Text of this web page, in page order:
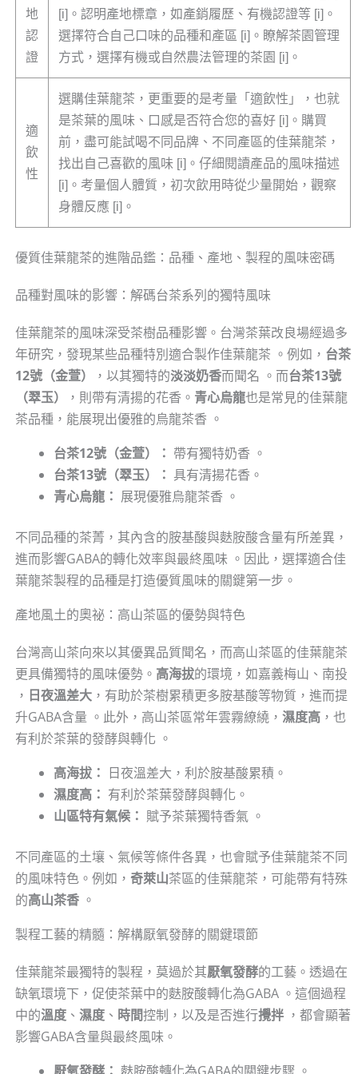
地
認
證
[i]。認明產地標章，如產銷履歷、有機認證等 [i]。
選擇符合自己口味的品種和產區 [i]。瞭解茶園管理
方式，選擇有機或自然農法管理的茶園 [i]。
適
飲
性
選購佳葉龍茶，更重要的是考量「適飲性」，也就
是茶葉的風味、口感是否符合您的喜好 [i]。購買
前，盡可能試喝不同品牌、不同產區的佳葉龍茶，
找出自己喜歡的風味 [i]。仔細閱讀產品的風味描述
[i]。考量個人體質，初次飲用時從少量開始，觀察
身體反應 [i]。
優質佳葉龍茶的進階品鑑：品種、產地、製程的風味密碼
品種對風味的影響：解碼台茶系列的獨特風味
佳葉龍茶的風味深受茶樹品種影響。台灣茶葉改良場經過多
年研究，發現某些品種特別適合製作佳葉龍茶 。例如， 台茶
12號（金萱）
，以其獨特的淡淡奶香而聞名 。而台茶13號
（翠玉）
，則帶有清揚的花香。 青心烏龍也是常見的佳葉龍
茶品種，能展現出優雅的烏龍茶香 。
台茶12號（金萱）： 帶有獨特奶香 。
台茶13號（翠玉）： 具有清揚花香。
青心烏龍： 展現優雅烏龍茶香 。
不同品種的茶菁，其內含的胺基酸與麩胺酸含量有所差異，
進而影響GABA的轉化效率與最終風味 。因此，選擇適合佳
葉龍茶製程的品種是打造優質風味的關鍵第一步。
產地風土的奧祕：高山茶區的優勢與特色
台灣高山茶向來以其優異品質聞名，而高山茶區的佳葉龍茶
更具備獨特的風味優勢。 高海拔的環境，如嘉義梅山、南投
， 日夜溫差大，有助於茶樹累積更多胺基酸等物質，進而提
升GABA含量 。此外，高山茶區常年雲霧繚繞， 濕度高，也
有利於茶葉的發酵與轉化 。
高海拔： 日夜溫差大，利於胺基酸累積。
濕度高： 有利於茶葉發酵與轉化。
山區特有氣候： 賦予茶葉獨特香氣 。
不同產區的土壤、氣候等條件各異，也會賦予佳葉龍茶不同
的風味特色。例如， 奇萊山茶區的佳葉龍茶，可能帶有特殊
的高山茶香。
製程工藝的精髓：解構厭氧發酵的關鍵環節
佳葉龍茶最獨特的製程，莫過於其厭氧發酵的工藝。透過在
缺氧環境下，促使茶葉中的麩胺酸轉化為GABA 。這個過程
中的溫度、 濕度、 時間控制，以及是否進行攪拌，都會顯著
影響GABA含量與最終風味。